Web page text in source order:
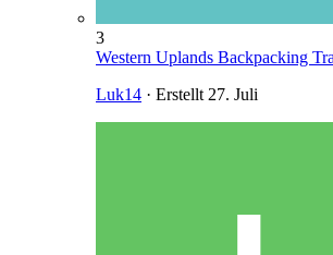
3
Western Uplands Backpacking
Luk14 · Erstellt 27. Juli